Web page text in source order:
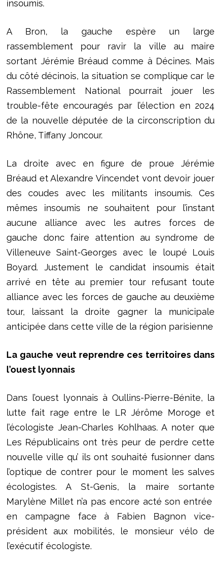
insoumis.
A Bron, la gauche espère un large
rassemblement pour ravir la ville au maire
sortant Jérémie Bréaud comme à Décines. Mais
du côté décinois, la situation se complique car le
Rassemblement National pourrait jouer les
trouble-fête encouragés par l’élection en 2024
de la nouvelle députée de la circonscription du
Rhône, Tiffany Joncour.
La droite avec en figure de proue Jérémie
Bréaud et Alexandre Vincendet vont devoir jouer
des coudes avec les militants insoumis. Ces
mêmes insoumis ne souhaitent pour l’instant
aucune alliance avec les autres forces de
gauche donc faire attention au syndrome de
Villeneuve Saint-Georges avec le loupé Louis
Boyard. Justement le candidat insoumis était
arrivé en tête au premier tour refusant toute
alliance avec les forces de gauche au deuxième
tour, laissant la droite gagner la municipale
anticipée dans cette ville de la région parisienne
La gauche veut reprendre ces territoires dans
l’ouest lyonnais
Dans l’ouest lyonnais à Oullins-Pierre-Bénite, la
lutte fait rage entre le LR Jérôme Moroge et
l’écologiste Jean-Charles Kohlhaas. A noter que
Les Républicains ont très peur de perdre cette
nouvelle ville qu’ ils ont souhaité fusionner dans
l’optique de contrer pour le moment les salves
écologistes. A St-Genis, la maire sortante
Marylène Millet n’a pas encore acté son entrée
en campagne face à Fabien Bagnon vice-
président aux mobilités, le monsieur vélo de
l’exécutif écologiste.